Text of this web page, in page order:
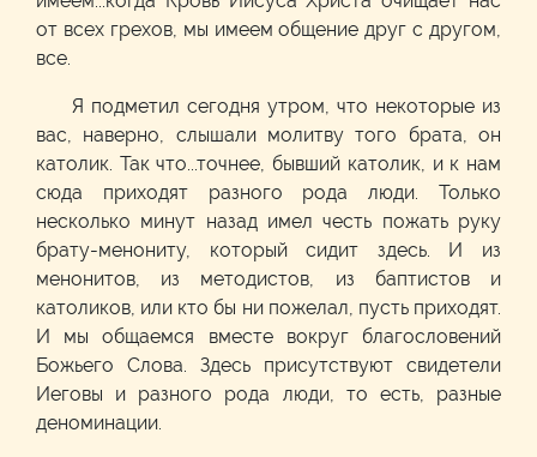
от всех грехов, мы имеем общение друг с другом,
все.
Я подметил сегодня утром, что некоторые из
вас, наверно, слышали молитву того брата, он
католик. Так что...точнее, бывший католик, и к нам
сюда приходят разного рода люди. Только
несколько минут назад имел честь пожать руку
брату-менониту, который сидит здесь. И из
менонитов, из методистов, из баптистов и
католиков, или кто бы ни пожелал, пусть приходят.
И мы общаемся вместе вокруг благословений
Божьего Слова. Здесь присутствуют свидетели
Иеговы и разного рода люди, то есть, разные
деноминации.